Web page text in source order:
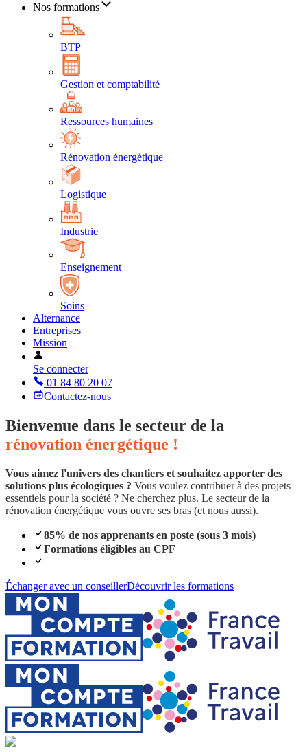
Nos formations
BTP
Gestion et comptabilité
Ressources humaines
Rénovation énergétique
Logistique
Industrie
Enseignement
Soins
Alternance
Entreprises
Mission
Se connecter
01 84 80 20 07
Contactez-nous
Bienvenue dans le secteur de la
rénovation énergétique !
Vous aimez l'univers des chantiers et souhaitez apporter des
solutions plus écologiques ? Vous voulez contribuer à des projets
essentiels pour la société ? Ne cherchez plus. Le secteur de la
rénovation énergétique vous ouvre ses bras (et nous aussi).
85% de nos apprenants en poste (sous 3 mois)
Formations éligibles au CPF
Échanger avec un conseillerDécouvrir les formations